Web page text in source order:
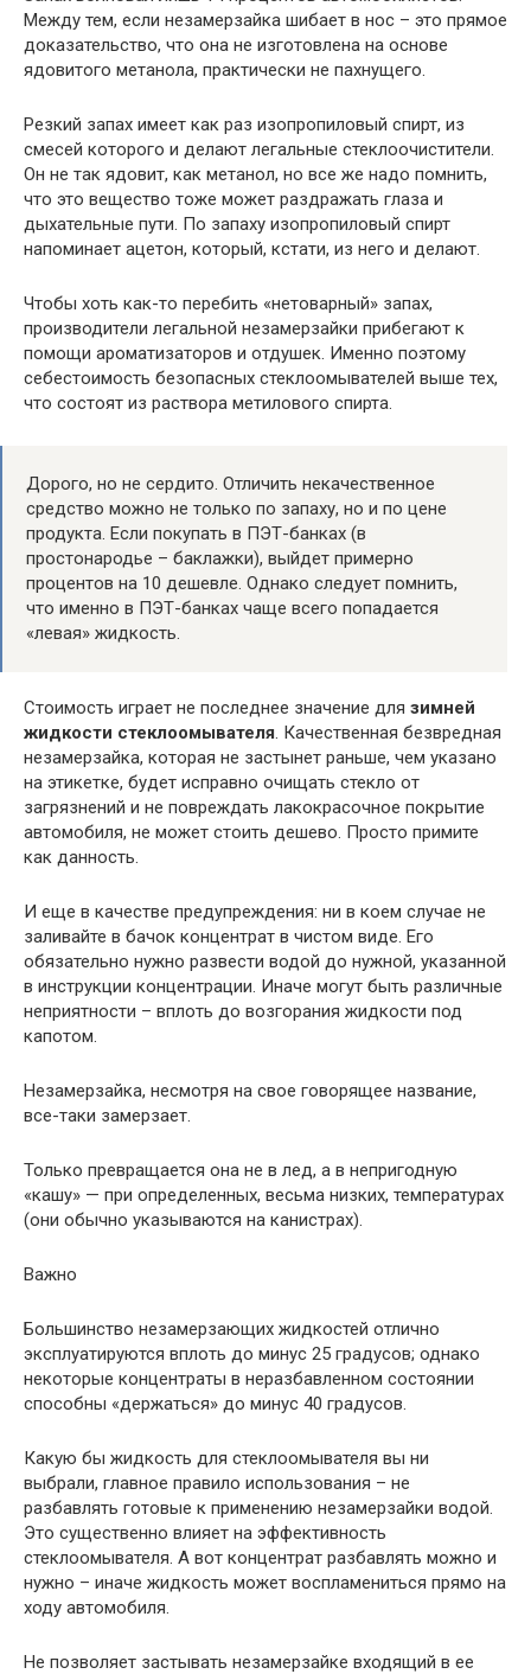
Между тем, если незамерзайка шибает в нос – это прямое
доказательство, что она не изготовлена на основе
ядовитого метанола, практически не пахнущего.
Резкий запах имеет как раз изопропиловый спирт, из
смесей которого и делают легальные стеклоочистители.
Он не так ядовит, как метанол, но все же надо помнить,
что это вещество тоже может раздражать глаза и
дыхательные пути. По запаху изопропиловый спирт
напоминает ацетон, который, кстати, из него и делают.
Чтобы хоть как-то перебить «нетоварный» запах,
производители легальной незамерзайки прибегают к
помощи ароматизаторов и отдушек. Именно поэтому
себестоимость безопасных стеклоомывателей выше тех,
что состоят из раствора метилового спирта.
Дорого, но не сердито. Отличить некачественное
средство можно не только по запаху, но и по цене
продукта. Если покупать в ПЭТ-банках (в
простонародье – баклажки), выйдет примерно
процентов на 10 дешевле. Однако следует помнить,
что именно в ПЭТ-банках чаще всего попадается
«левая» жидкость.
Стоимость играет не последнее значение для зимней
жидкости стеклоомывателя. Качественная безвредная
незамерзайка, которая не застынет раньше, чем указано
на этикетке, будет исправно очищать стекло от
загрязнений и не повреждать лакокрасочное покрытие
автомобиля, не может стоить дешево. Просто примите
как данность.
И еще в качестве предупреждения: ни в коем случае не
заливайте в бачок концентрат в чистом виде. Его
обязательно нужно развести водой до нужной, указанной
в инструкции концентрации. Иначе могут быть различные
неприятности – вплоть до возгорания жидкости под
капотом.
Незамерзайка, несмотря на свое говорящее название,
все-таки замерзает.
Только превращается она не в лед, а в непригодную
«кашу» — при определенных, весьма низких, температурах
(они обычно указываются на канистрах).
Важно
Большинство незамерзающих жидкостей отлично
эксплуатируются вплоть до минус 25 градусов; однако
некоторые концентраты в неразбавленном состоянии
способны «держаться» до минус 40 градусов.
Какую бы жидкость для стеклоомывателя вы ни
выбрали, главное правило использования – не
разбавлять готовые к применению незамерзайки водой.
Это существенно влияет на эффективность
стеклоомывателя. А вот концентрат разбавлять можно и
нужно – иначе жидкость может воспламениться прямо на
ходу автомобиля.
Не позволяет застывать незамерзайке входящий в ее